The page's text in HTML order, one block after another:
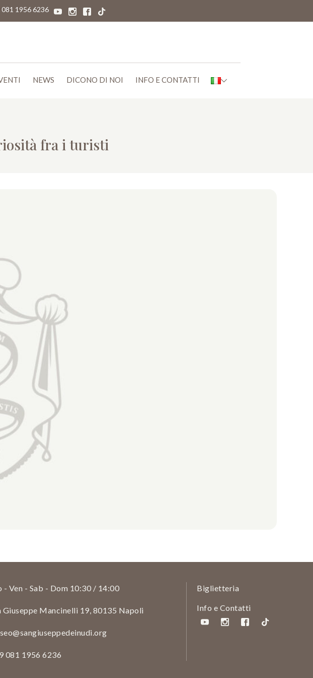
081 1956 6236
NEWS DICONO DI NOI INFO E CONTATTI
fra i turisti
- Ven - Sab - Dom 10:30 / 14:00
Giuseppe Mancinelli 19, 80135 Napoli
081 1956 6236
Biglietteria
Info e Contatti